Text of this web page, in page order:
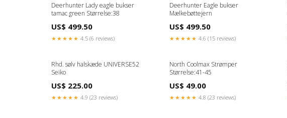
Deerhunter Lady eagle bukser
tamac green Størrelse:38
US$ 499.50
★★★★★ 4.5 (6 reviews)
Deerhunter Eagle bukser
Mælkebøttejern
US$ 499.50
★★★★★ 4.6 (15 reviews)
Rhd. sølv halskæde UNIVERSE52
Seiko
US$ 225.00
★★★★★ 4.9 (23 reviews)
North Coolmax Strømper
Størrelse:41-45
US$ 49.00
★★★★★ 4.8 (23 reviews)